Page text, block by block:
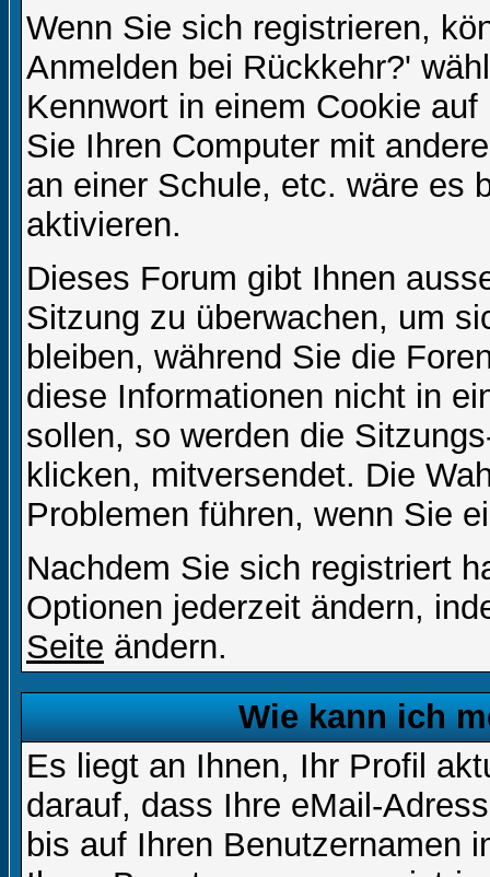
Wenn Sie sich registrieren,
Anmelden bei Rückkehr?'
Kennwort in einem Cookie
Sie Ihren Computer mit
an einer Schule, etc. wäre es
aktivieren.
Dieses Forum gibt Ihnen
Sitzung zu überwachen, um
bleiben, während Sie die
diese Informationen nicht in
sollen, so werden die
klicken, mitversendet. Die
Problemen führen, wenn Sie
Nachdem Sie sich registriert
Optionen jederzeit ändern,
Seite ändern.
Wie kann ich
Es liegt an Ihnen, Ihr Profil
darauf, dass Ihre eMail-
bis auf Ihren Benutzernamen